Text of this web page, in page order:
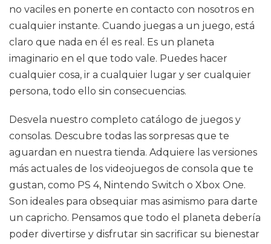
no vaciles en ponerte en contacto con nosotros en
cualquier instante. Cuando juegas a un juego, está
claro que nada en él es real. Es un planeta
imaginario en el que todo vale. Puedes hacer
cualquier cosa, ir a cualquier lugar y ser cualquier
persona, todo ello sin consecuencias.
Desvela nuestro completo catálogo de juegos y
consolas. Descubre todas las sorpresas que te
aguardan en nuestra tienda. Adquiere las versiones
más actuales de los videojuegos de consola que te
gustan, como PS 4, Nintendo Switch o Xbox One.
Son ideales para obsequiar mas asimismo para darte
un capricho. Pensamos que todo el planeta debería
poder divertirse y disfrutar sin sacrificar su bienestar